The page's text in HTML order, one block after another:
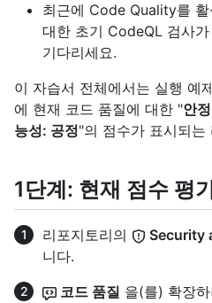
최근에 Code Quality를
대한 초기 CodeQL 검사
기다리세요.
이 자습서 전체에서는 실행 예
에 현재 코드 품질에 대한 "안
능성: 공정"의 점수가 표시되는
1단계: 현재 점수 평
리포지토리의 Security
니다.
코드 품질 을(를) 확장